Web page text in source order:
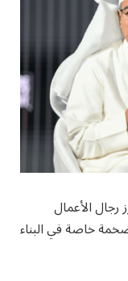
رجال الأعمال
خاصة في البناء